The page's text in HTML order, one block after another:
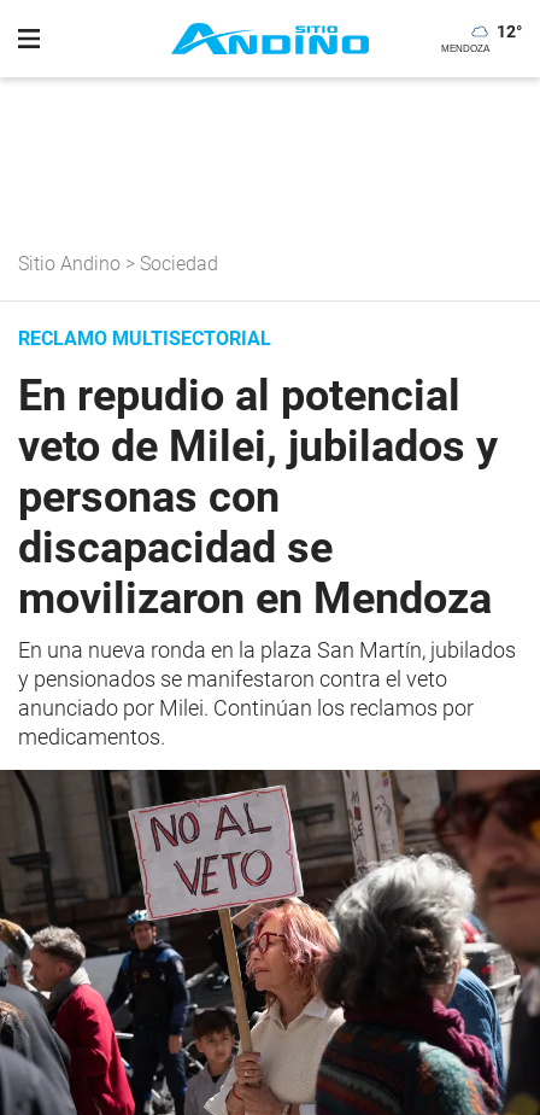
12°
Sitio Andino > Sociedad
RECLAMO MULTISECTORIAL
En repudio al potencial
veto de Milei, jubilados y
personas con
discapacidad se
movilizaron en Mendoza
En una nueva ronda en la plaza San Martín, jubilados
y pensionados se manifestaron contra el veto
anunciado por Milei. Continúan los reclamos por
medicamentos.